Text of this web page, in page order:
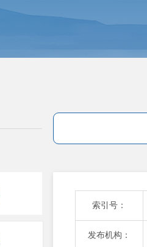
索引号：
发布机构：